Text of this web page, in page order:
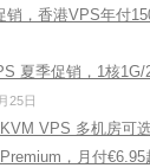
销，香港VPS年付
夏季促销，1核
25日
VPS 多机房可选
，月付€6.95